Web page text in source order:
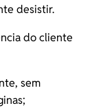
desistir.
do cliente
sem